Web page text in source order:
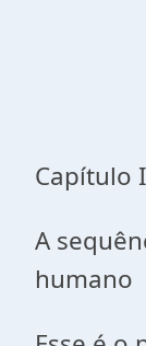
Capítulo
A
humano